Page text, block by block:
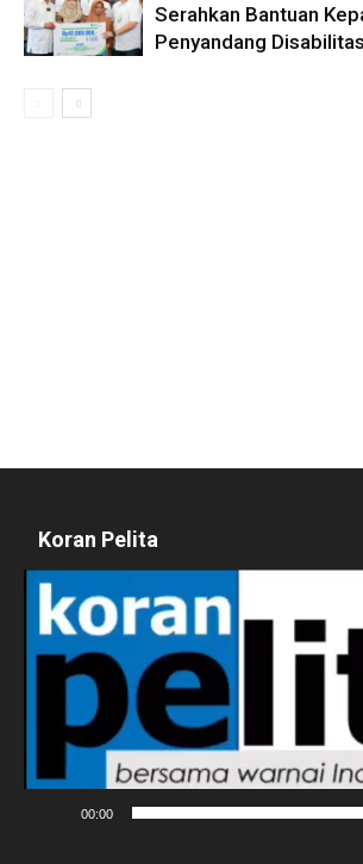
Serahkan Bantuan
Penyandang Disabilitas
Koran Pelita
Pemutar
Video
00:00